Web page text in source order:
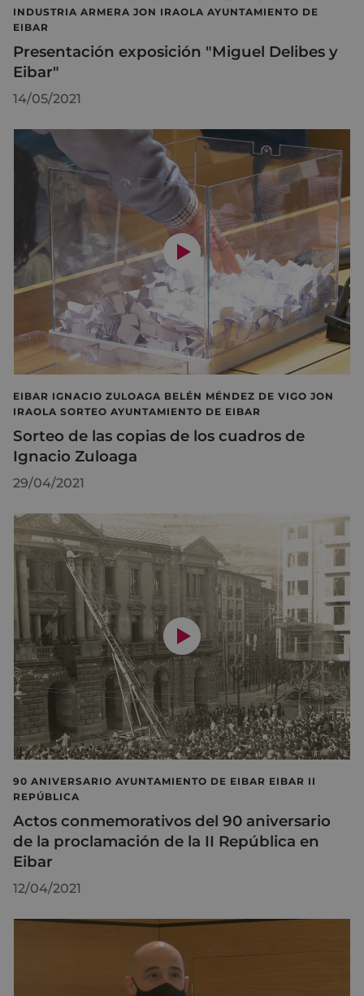
INDUSTRIA ARMERA JON IRAOLA AYUNTAMIENTO DE
EIBAR
Presentación exposición "Miguel Delibes y
Eibar"
14/05/2021
EIBAR IGNACIO ZULOAGA BELÉN MÉNDEZ DE VIGO JON
IRAOLA SORTEO AYUNTAMIENTO DE EIBAR
Sorteo de las copias de los cuadros de
Ignacio Zuloaga
29/04/2021
90 ANIVERSARIO AYUNTAMIENTO DE EIBAR EIBAR II
REPÚBLICA
Actos conmemorativos del 90 aniversario
de la proclamación de la II República en
Eibar
12/04/2021